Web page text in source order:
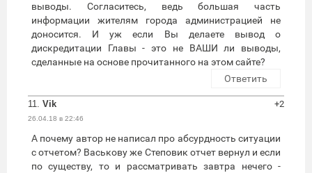
выводы. Согласитесь, ведь большая часть
информации жителям города администрацией не
доносится. И уж если Вы делаете вывод о
дискредитации Главы - это не ВАШИ ли выводы,
сделанные на основе прочитанного на этом сайте?
Ответить
11. Vik
26.04.18 в 22:46
+2
А почему автор не написал про абсурдность ситуации
с отчетом? Васькову же Степовик отчет вернул и если
по существу, то и рассматривать завтра нечего -